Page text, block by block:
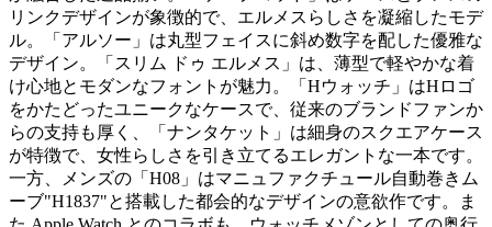
リンクデザインが象徴的で、エルメスらしさを凝縮したモデ
ル。「アルソー」は丸型フェイスに斜め数字を配した優雅な
デザイン。「スリム ドゥ エルメス」は、薄型で軽やかな着
け心地とモダンなフォントが魅力。「Hウォッチ」はHロゴ
をかたどったユニークなケースで、従来のブランドファンか
らの支持も厚く、「ナンタケット」は細身のスクエアケース
が特徴で、女性らしさを引き立てるエレガントな一本です。
一方、メンズの「H08」はマニュファクチュール自動巻きム
ーブ"H1837"と搭載した都会的なデザインの意欲作です。ま